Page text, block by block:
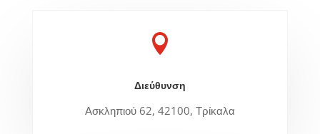

Διεύθυνση
Ασκληπιού 62, 42100, Τρίκαλα